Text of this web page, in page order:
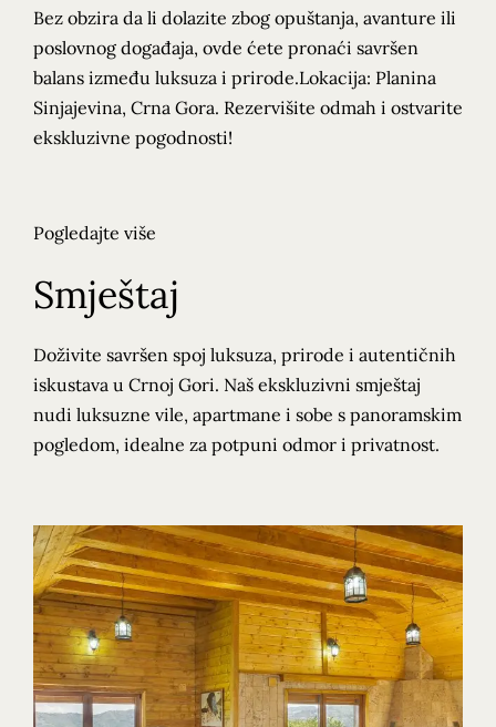
Bez obzira da li dolazite zbog opuštanja, avanture ili
poslovnog događaja, ovde ćete pronaći savršen
balans između luksuza i prirode.Lokacija: Planina
Sinjajevina, Crna Gora. Rezervišite odmah i ostvarite
ekskluzivne pogodnosti!
Pogledajte više
Smještaj
Doživite savršen spoj luksuza, prirode i autentičnih
iskustava u Crnoj Gori. Naš ekskluzivni smještaj
nudi luksuzne vile, apartmane i sobe s panoramskim
pogledom, idealne za potpuni odmor i privatnost.